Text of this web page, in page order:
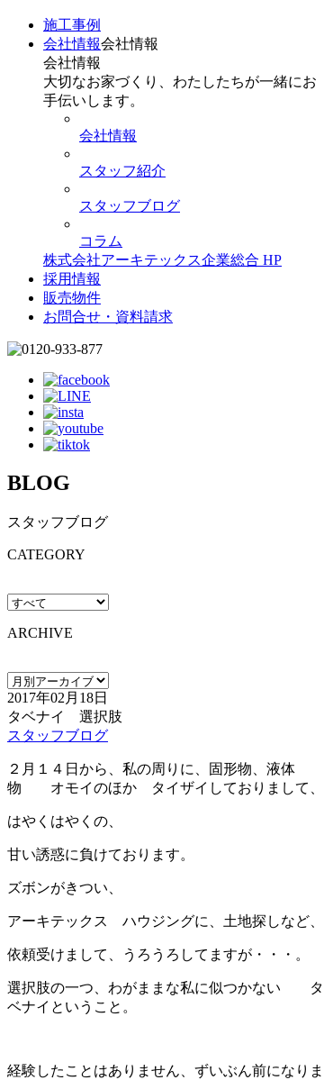
施工事例
会社情報会社情報
会社情報
大切なお家づくり、わたしたちが一緒にお
手伝いします。
会社情報
スタッフ紹介
スタッフブログ
コラム
株式会社アーキテックス企業総合 HP
採用情報
販売物件
お問合せ・資料請求
BLOG
スタッフブログ
CATEGORY
ARCHIVE
2017年02月18日
タベナイ 選択肢
スタッフブログ
２月１４日から、私の周りに、固形物、液体
物 オモイのほか タイザイしておりまして、
はやくはやくの、
甘い誘惑に負けております。
ズボンがきつい、
アーキテックス ハウジングに、土地探しなど、
依頼受けまして、うろうろしてますが・・・。
選択肢の一つ、わがままな私に似つかない タ
ベナイということ。
経験したことはありません、ずいぶん前になりま